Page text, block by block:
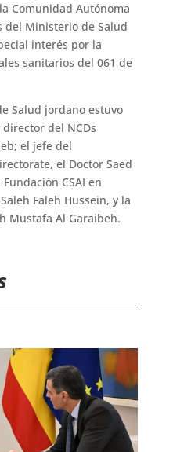
Comunidad Autónoma
del Ministerio de Salud
interés por la
sanitarios del 061 de
Salud jordano estuvo
del NCDs
el jefe del
el Doctor Saed
CSAI en
Faleh Hussein, y la
Mustafa Al Garaibeh.